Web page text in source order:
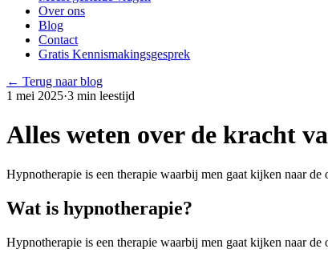
Over ons
Blog
Contact
Gratis Kennismakingsgesprek
← Terug naar blog
1 mei 2025·3 min leestijd
Alles weten over de kracht
Hypnotherapie is een therapie waarbij men gaat kijken naar
Wat is hypnotherapie?
Hypnotherapie is een therapie waarbij men gaat kijken naar